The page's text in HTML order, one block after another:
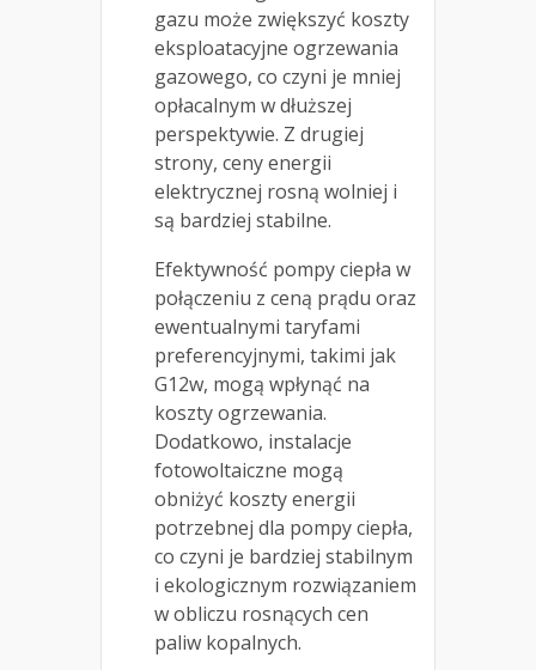
gazu może zwiększyć koszty
eksploatacyjne ogrzewania
gazowego, co czyni je mniej
opłacalnym w dłuższej
perspektywie. Z drugiej
strony, ceny energii
elektrycznej rosną wolniej i
są bardziej stabilne.
Efektywność pompy ciepła w
połączeniu z ceną prądu oraz
ewentualnymi taryfami
preferencyjnymi, takimi jak
G12w, mogą wpłynąć na
koszty ogrzewania.
Dodatkowo, instalacje
fotowoltaiczne mogą
obniżyć koszty energii
potrzebnej dla pompy ciepła,
co czyni je bardziej stabilnym
i ekologicznym rozwiązaniem
w obliczu rosnących cen
paliw kopalnych.